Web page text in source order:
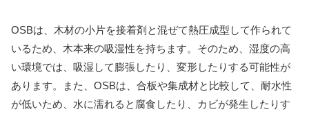
OSBは、木材の小片を接着剤と混ぜて熱圧成型して作られて
いるため、木本来の吸湿性を持ちます。そのため、湿度の高
い環境では、吸湿して膨張したり、変形したりする可能性が
あります。また、OSBは、合板や集成材と比較して、耐水性
が低いため、水に濡れると腐食したり、カビが発生したりす